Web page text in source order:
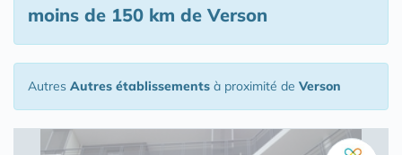
moins de 150 km de Verson
Autres Autres établissements à proximité de Verson